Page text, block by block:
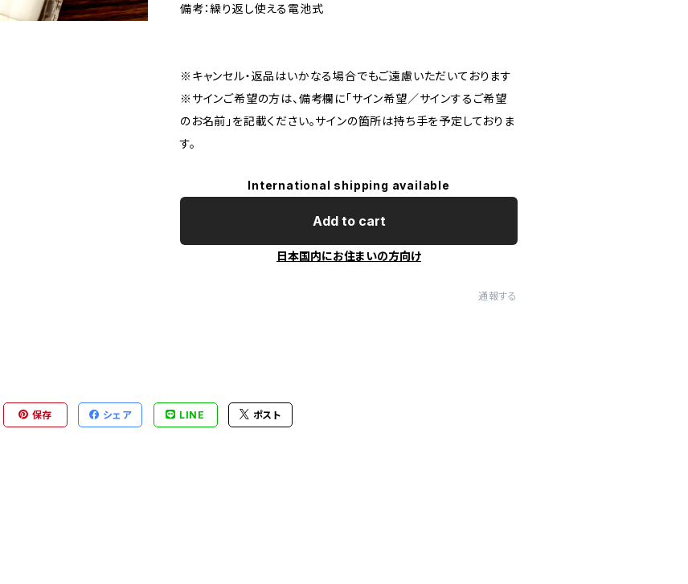
備考：繰り返し使える電池式
※キャンセル・返品はいかなる場合でもご遠慮いただいております
※サインご希望の方は、備考欄に「サイン希望／サインするご希望
のお名前」を記載ください。サインの箇所は持ち手を予定しておりま
す。
International shipping available
Add to cart
日本国内にお住まいの方向け
通報する
保存 シェア LINE ポスト